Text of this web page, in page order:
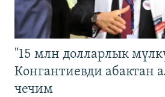
"15 млн долларлык
Конгантиевди абактан
чечим